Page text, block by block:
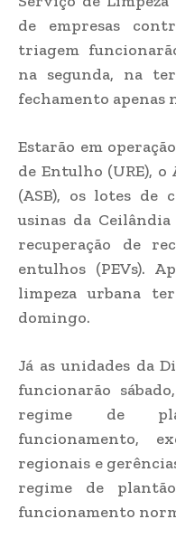
de empresas
triagem
na segunda, na
fechamento apenas
Estarão em
de Entulho (URE),
(ASB), os lotes de
usinas da
recuperação de
entulhos (PEVs).
limpeza urbana
domingo.
Já as unidades da
funcionarão
regime de
funcionamento,
regionais e
regime de
funcionamento